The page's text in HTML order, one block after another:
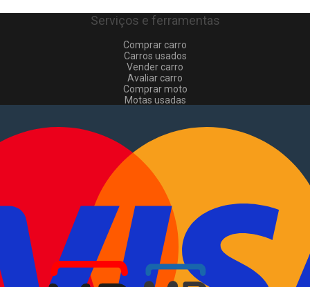
Serviços e ferramentas
Comprar carro
Carros usados
Vender carro
Avaliar carro
Comprar moto
Motas usadas
Comerciais usados
Vender comerciais
Informações
Como comprar e vender
Pacotes de anúncios
Verificar VIN e matrícula
Sitemap
EN
Sobre Nós